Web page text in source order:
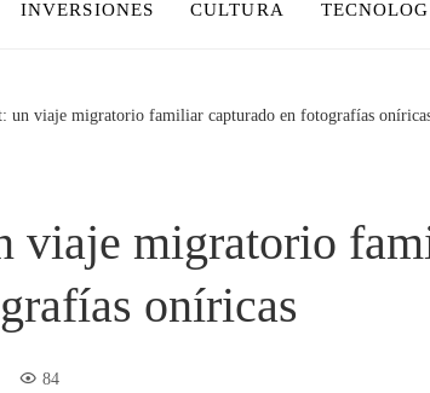
INVERSIONES CULTURA
un viaje migratorio familiar capturado en fotografías
viaje migratorio
oníricas
84